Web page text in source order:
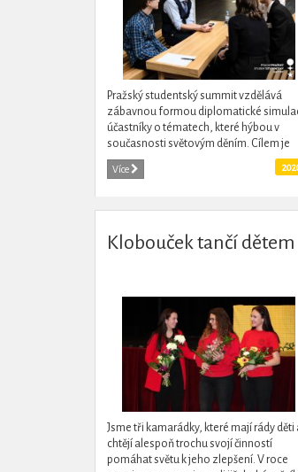
Pražský studentský summit vzdělává
zábavnou formou diplomatické
účastníky o tématech, které hýbou v
současnosti světovým děním. Cílem je
probudit u studentů zvídavost, kritické
myšlení, schopnost mluvit...
Více
Klobouček tančí dětem
Jsme tři kamarádky, které mají rády děti
chtějí alespoň trochu svojí činností
pomáhat světu k jeho zlepšení. V roce